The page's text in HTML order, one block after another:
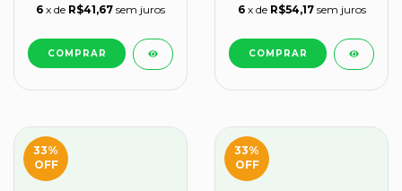
6 x de R$41,67 sem juros 6 x de R$54,17 sem juros
33%
OFF
33%
OFF